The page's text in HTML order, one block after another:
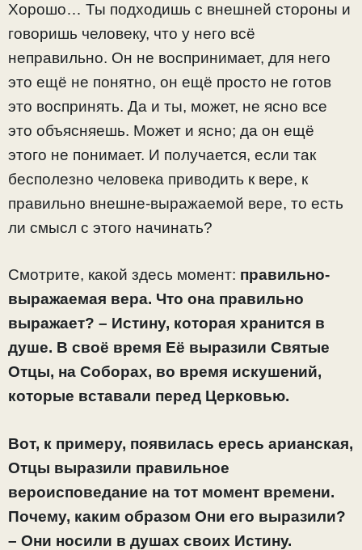
Хорошо… Ты подходишь с внешней стороны и
говоришь человеку, что у него всё
неправильно. Он не воспринимает, для него
это ещё не понятно, он ещё просто не готов
это воспринять. Да и ты, может, не ясно все
это объясняешь. Может и ясно; да он ещё
этого не понимает. И получается, если так
бесполезно человека приводить к вере, к
правильно внешне-выражаемой вере, то есть
ли смысл с этого начинать?
Смотрите, какой здесь момент: правильно-
выражаемая вера. Что она правильно
выражает? – Истину, которая хранится в
душе. В своё время Её выразили Святые
Отцы, на Соборах, во время искушений,
которые вставали перед Церковью.
Вот, к примеру, появилась ересь арианская,
Отцы выразили правильное
вероисповедание на тот момент времени.
Почему, каким образом Они его выразили?
– Они носили в душах своих Истину.